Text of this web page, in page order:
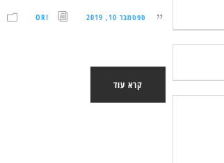
ספטמבר 10, 2019 ORI
קרא עוד